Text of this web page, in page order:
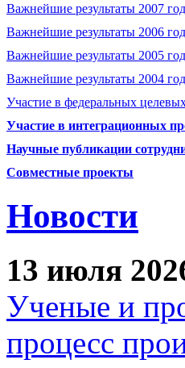
Важнейшие результаты 2007
Важнейшие результаты 2006
Важнейшие результаты 2005
Важнейшие результаты 2004
Участие в федеральных
Участие в
Научные публикации
Совместные проекты
Новости
13 июля
Ученые и
процесс